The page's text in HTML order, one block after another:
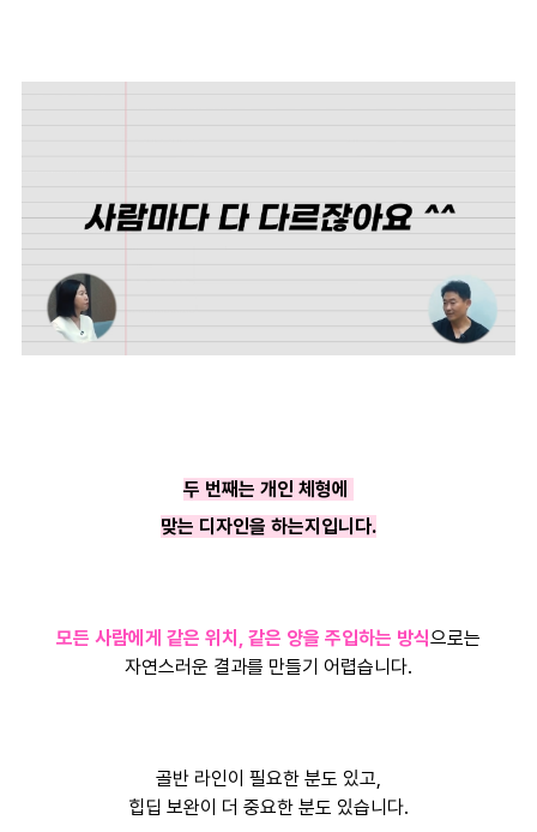
두 번째는 개인 체형에
맞는 디자인을 하는지입니다.
모든 사람에게 같은 위치, 같은 양을 주입하는 방식으로는
자연스러운 결과를 만들기 어렵습니다.
골반 라인이 필요한 분도 있고,
힙딥 보완이 더 중요한 분도 있습니다.